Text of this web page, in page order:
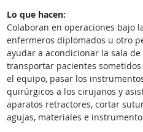
Lo que hacen:
Colaboran en operaciones bajo
enfermeros diplomados u otro
ayudar a acondicionar la sala
transportar pacientes
el equipo, pasar los
quirúrgicos a los cirujanos y
aparatos retractores, cortar
agujas, materiales e